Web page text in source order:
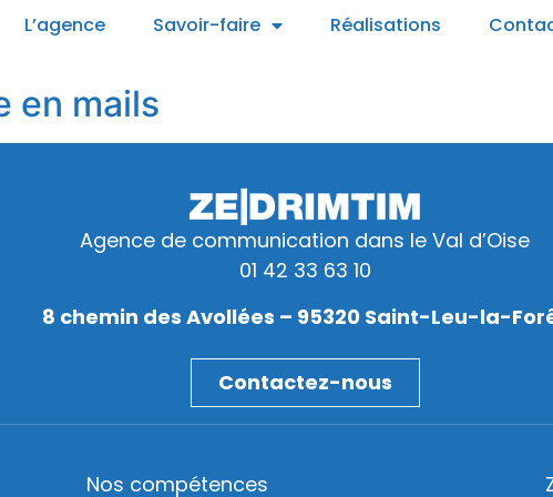
L’agence Savoir-faire Réalisations
en mails
Agence de communication dans le Val d’Oise
01 42 33 63 10
8 chemin des Avollées – 95320 Saint-Leu-la-
Contactez-nous
Nos compétences